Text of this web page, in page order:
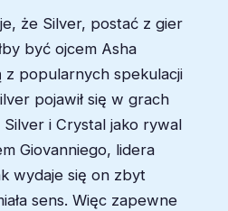
że Silver, postać z gier
być ojcem Asha
z popularnych spekulacji
pojawił się w grach
i Crystal jako rywal
Giovanniego, lidera
wydaje się on zbyt
sens. Więc zapewne